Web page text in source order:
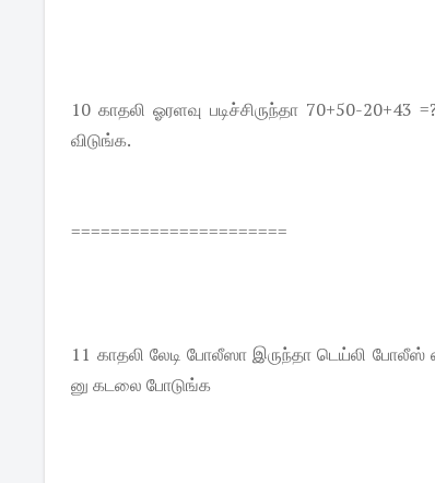
10 காதலி ஓரளவு படிச்சிருந்தா 70+50-
விடுங்க.
======================
11 காதலி லேடி போலீஸா இருந்தா டெய்லி
னு கடலை போடுங்க